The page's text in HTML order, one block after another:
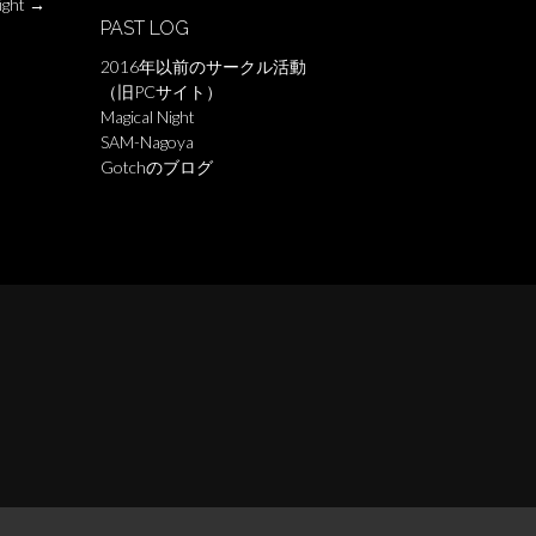
→
PAST LOG
2016年以前のサークル活動
（旧PCサイト）
Magical Night
SAM-Nagoya
Gotchのブログ